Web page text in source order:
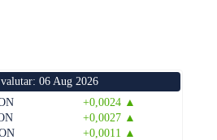
06 Aug 2026
+0,0024 ▲
+0,0027 ▲
+0,0011 ▲